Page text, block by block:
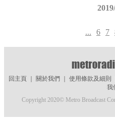
... 6 7
回主頁｜ 關於我們 使用條款及細則
我
Copyright 2020© Metro Broadcast